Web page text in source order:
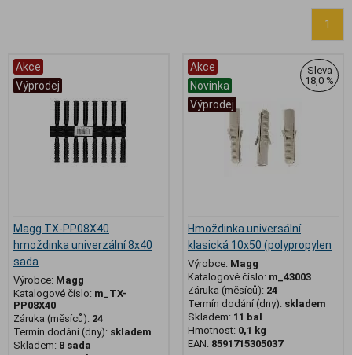
1
Akce
Výprodej
Magg TX-PP08X40
hmoždinka univerzální 8x40
sada
Výrobce: Magg
Katalogové číslo: m_TX-
PP08X40
Záruka (měsíců): 24
Termín dodání (dny): skladem
Skladem: 8 sada
Akce
Novinka
Výprodej
Sleva
18,0 %
Hmoždinka universální
klasická 10x50 (polypropylen
Výrobce: Magg
Katalogové číslo: m_43003
Záruka (měsíců): 24
Termín dodání (dny): skladem
Skladem: 11 bal
Hmotnost: 0,1 kg
EAN: 8591715305037